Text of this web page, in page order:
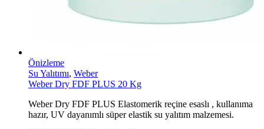
Önizleme
Su Yalıtımı, Weber
Weber Dry FDF PLUS 20 Kg
Weber Dry FDF PLUS Elastomerik reçine esaslı , kullanıma
hazır, UV dayanımlı süper elastik su yalıtım malzemesi.